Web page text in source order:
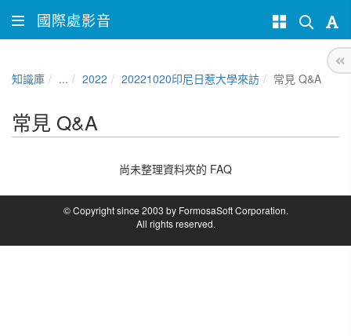
國際處影音
知識庫 ... 2022 20221020印尼日惹大學來訪 常見 Q&A
常見 Q&A
尚未整理資料夾的 FAQ
© Copyright since 2003 by FormosaSoft Corporation.
All rights reserved.